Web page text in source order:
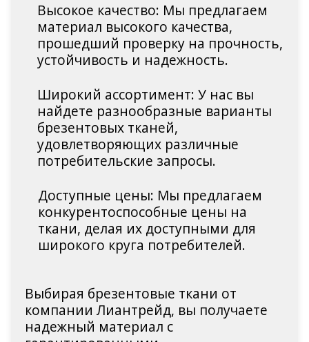
Высокое качество: Мы предлагаем
материал высокого качества,
прошедший проверку на прочность,
устойчивость и надежность.
Широкий ассортимент: У нас вы
найдете разнообразные варианты
брезентовых тканей,
удовлетворяющих различные
потребительские запросы.
Доступные цены: Мы предлагаем
конкурентоспособные цены на
ткани, делая их доступными для
широкого круга потребителей.
Выбирая брезентовые ткани от
компании Лиантрейд, вы получаете
надежный материал с